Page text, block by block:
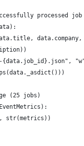
processed job
(25 jobs)
str(metrics))